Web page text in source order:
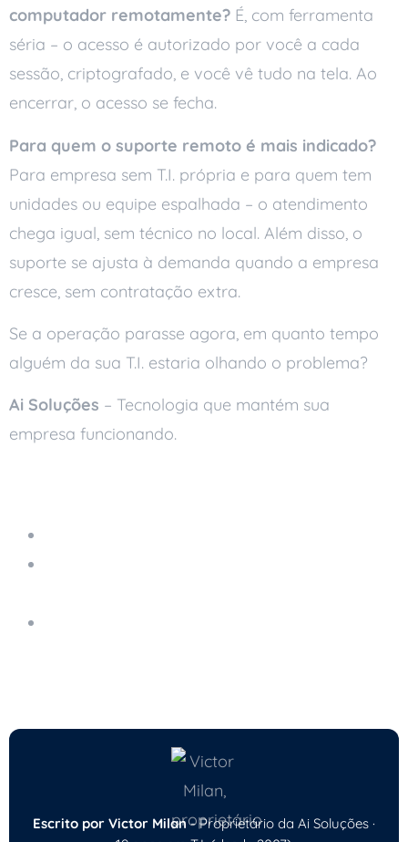
computador remotamente? É, com ferramenta
séria – o acesso é autorizado por você a cada
sessão, criptografado, e você vê tudo na tela. Ao
encerrar, o acesso se fecha.
Para quem o suporte remoto é mais indicado?
Para empresa sem T.I. própria e para quem tem
unidades ou equipe espalhada – o atendimento
chega igual, sem técnico no local. Além disso, o
suporte se ajusta à demanda quando a empresa
cresce, sem contratação extra.
Se a operação parasse agora, em quanto tempo
alguém da sua T.I. estaria olhando o problema?
Ai Soluções – Tecnologia que mantém sua
empresa funcionando.
Escrito por Victor Milan- Proprietário da Ai Soluções ·